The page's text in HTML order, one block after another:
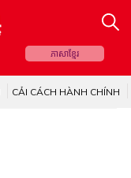
ភាសាខ្មែរ
CẢI CÁCH HÀNH CHÍNH